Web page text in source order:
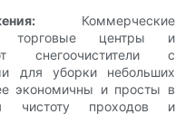
Коммерческие
торговые центры и
снегоочистители с
для уборки небольших
экономичны и просты в
чистоту проходов и